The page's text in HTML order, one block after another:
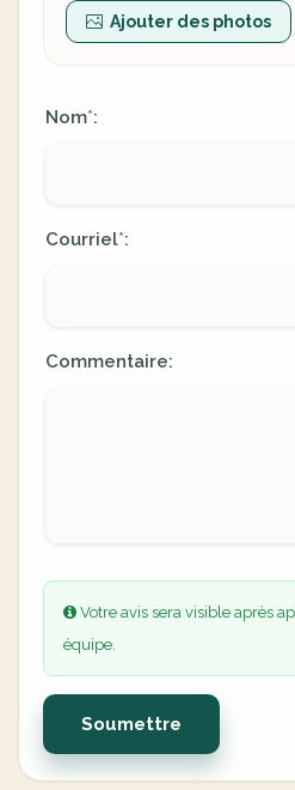
Ajouter des photos
Nom*:
Courriel*:
Commentaire:
Votre avis sera visible après
équipe.
Soumettre